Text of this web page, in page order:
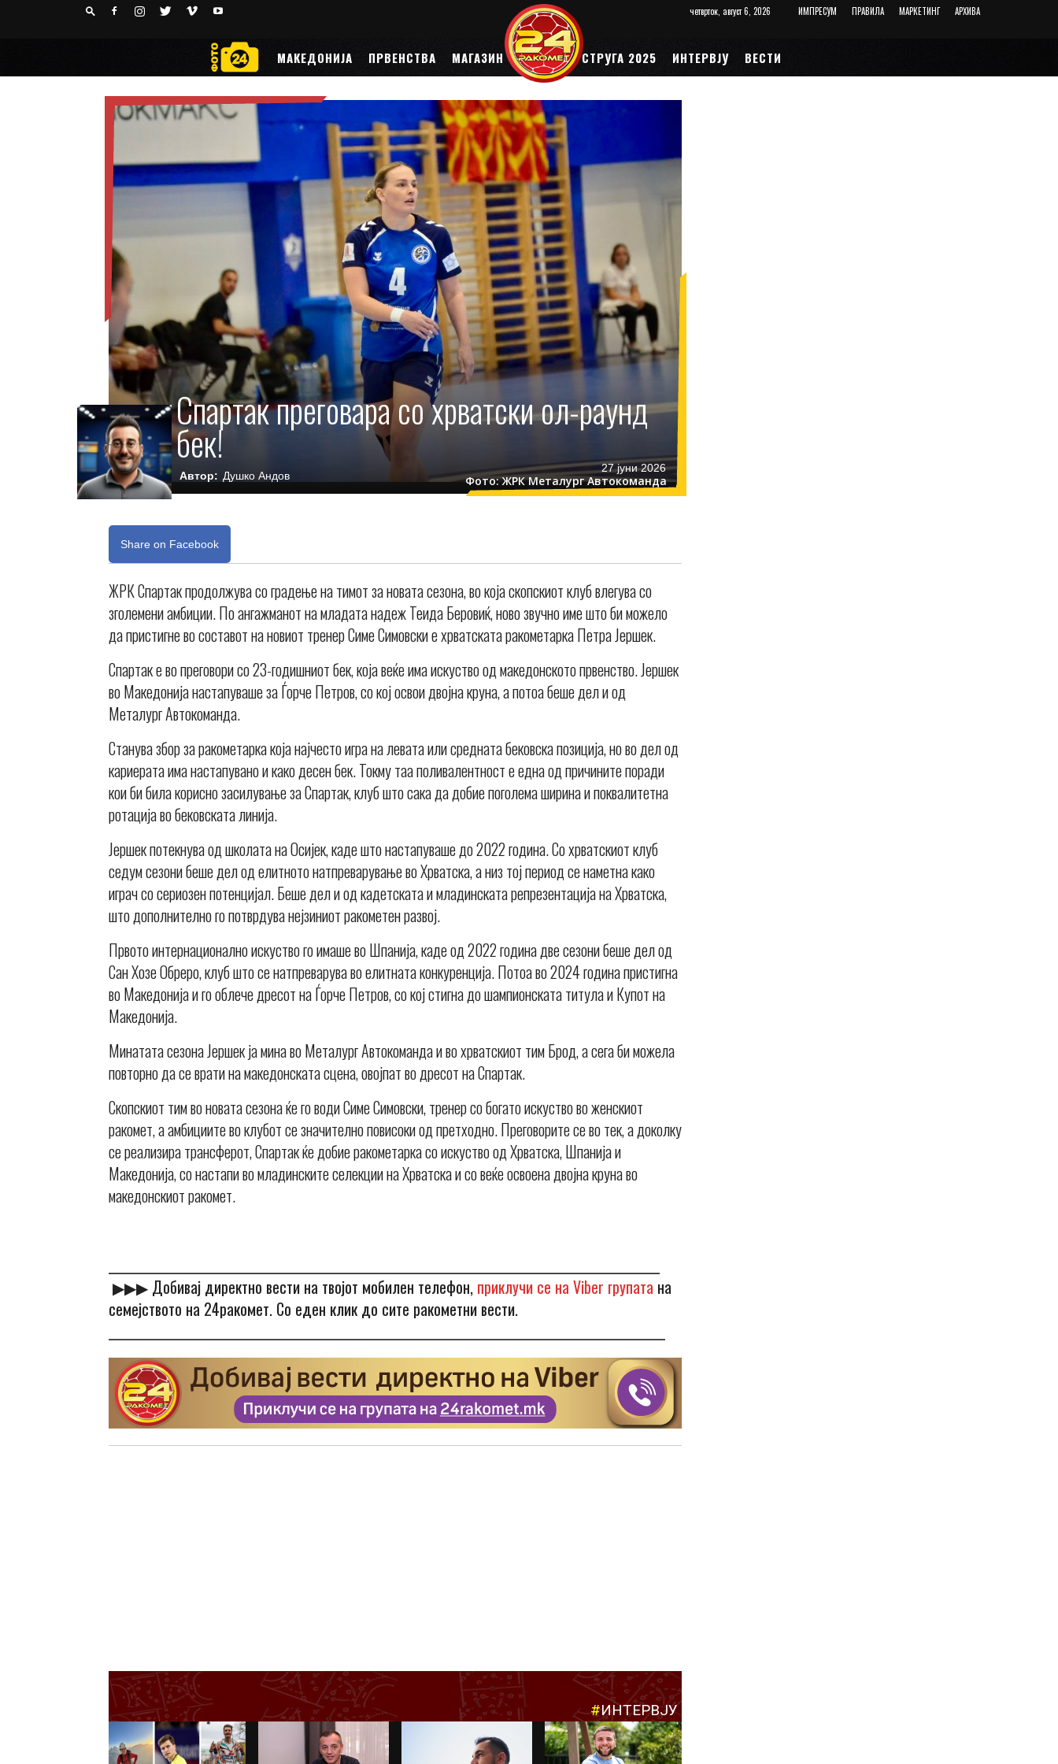
четврток, август 6, 2026 ИМПРЕСУМ ПРАВИЛА МАРКЕТИНГ АРХИВА
МАКЕДОНИЈА ПРВЕНСТВА МАГАЗИН ЕП 2026 СТРУГА 2025 ИНТЕРВЈУ ВЕСТИ
Спартак преговара со хрватски ол-раунд
бек!
Автор: Душко Андов
27 јуни 2026
Фото: ЖРК Металург Автокоманда
Share on Facebook
ЖРК Спартак продолжува со градење на тимот за новата сезона, во која скопскиот клуб влегува со
зголемени амбиции. По ангажманот на младата надеж Теида Беровиќ, ново звучно име што би можело
да пристигне во составот на новиот тренер Симе Симовски е хрватската ракометарка Петра Јершек.
Спартак е во преговори со 23-годишниот бек, која веќе има искуство од македонското првенство. Јершек
во Македонија настапуваше за Ѓорче Петров, со кој освои двојна круна, а потоа беше дел и од
Металург Автокоманда.
Станува збор за ракометарка која најчесто игра на левата или средната бековска позиција, но во дел од
кариерата има настапувано и како десен бек. Токму таа поливалентност е една од причините поради
кои би била корисно засилување за Спартак, клуб што сака да добие поголема ширина и поквалитетна
ротација во бековската линија.
Јершек потекнува од школата на Осијек, каде што настапуваше до 2022 година. Со хрватскиот клуб
седум сезони беше дел од елитното натпреварување во Хрватска, а низ тој период се наметна како
играч со сериозен потенцијал. Беше дел и од кадетската и младинската репрезентација на Хрватска,
што дополнително го потврдува нејзиниот ракометен развој.
Првото интернационално искуство го имаше во Шпанија, каде од 2022 година две сезони беше дел од
Сан Хозе Обреро, клуб што се натпреварува во елитната конкуренција. Потоа во 2024 година пристигна
во Македонија и го облече дресот на Ѓорче Петров, со кој стигна до шампионската титула и Купот на
Македонија.
Минатата сезона Јершек ја мина во Металург Автокоманда и во хрватскиот тим Брод, а сега би можела
повторно да се врати на македонската сцена, овојпат во дресот на Спартак.
Скопскиот тим во новата сезона ќе го води Симе Симовски, тренер со богато искуство во женскиот
ракомет, а амбициите во клубот се значително повисоки од претходно. Преговорите се во тек, а доколку
се реализира трансферот, Спартак ќе добие ракометарка со искуство од Хрватска, Шпанија и
Македонија, со настапи во младинските селекции на Хрватска и со веќе освоена двојна круна во
македонскиот ракомет.
▶▶▶ Добивај директно вести на твојот мобилен телефон, приклучи се на Viber групата на
семејството на 24ракомет. Со еден клик до сите ракометни вести.
#ИНТЕРВЈУ